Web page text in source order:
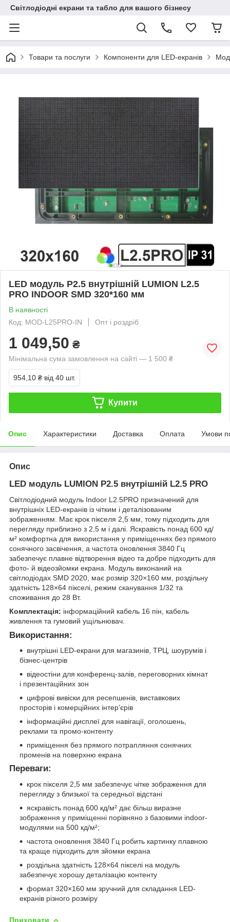
Світлодіодні екрани та табло для вашого бізнесу
Товари та послуги Компоненти для LED-екранів
LED модуль P2.5 внутрішній LUMION L2.5
PRO INDOOR SMD 320*160 мм
В наявності
Код: MOD-L25PRO-IN
Опт і роздріб
1 049,50 ₴
Мінімальна сума замовлення на сайті — 1 500 ₴
954,10 ₴ від 40 шт.
Купити
Опис Характеристики Доставка Оплата Умови
Опис
LED модуль LUMION P2.5 внутрішній L2.5 PRO
Світлодіодний модуль Indoor L2.5PRO призначений для
внутрішніх LED-екранів із чітким і деталізованим
зображенням. Має крок пікселя 2,5 мм, тому підходить для
перегляду приблизно з 2,5 м і далі. Яскравість понад 600 кд/
м² комфортна для використання у приміщеннях без прямого
сонячного засвічення, а частота оновлення 3840 Гц
забезпечує плавне відтворення відео та добре підходить для
фото- й відеозйомки екрана. Модуль виконаний на
світлодіодах SMD 2020, має розмір 320×160 мм, роздільну
здатність 128×64 пікселі, режим сканування 1/32 та
споживання до 28 Вт.
Комплектація: інформаційний кабель 16 пін, кабель
живлення та гумовий ущільнювач.
Використання:
внутрішні LED-екрани для магазинів, ТРЦ, шоурумів і
бізнес-центрів
відеостіни для конференц-залів, переговорних кімнат
і презентаційних зон
цифрові вивіски для ресепшенів, виставкових
просторів і комерційних інтер’єрів
інформаційні дисплеї для навігації, оголошень,
реклами та промо-контенту
приміщення без прямого потрапляння сонячних
променів на поверхню екрана
Переваги:
крок пікселя 2,5 мм забезпечує чітке зображення для
перегляду з близької та середньої відстані
яскравість понад 600 кд/м² дає більш виразне
зображення у приміщенні порівняно з базовими indoor-
модулями на 500 кд/м²;
частота оновлення 3840 Гц робить картинку плавною
та краще підходить для зйомки екрана
роздільна здатність 128×64 пікселі на модуль
забезпечує хорошу деталізацію контенту
формат 320×160 мм зручний для складання LED-
екранів різного розміру
Приховати